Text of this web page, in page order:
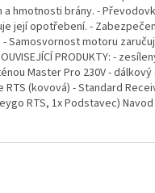
a hmotnosti brány. -
její opotřebení. -
Samosvornost motoru
PRODUKTY: -
Master Pro 230V -
RTS (kovová) - Standard
RTS, 1x Podstavec)